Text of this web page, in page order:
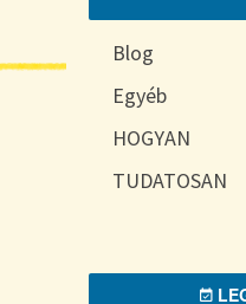
Blog
Egyéb
HOGYAN
TUDATOSAN